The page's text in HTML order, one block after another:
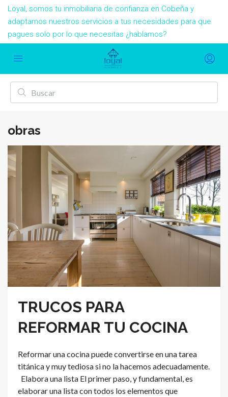
Loyal, somos tu inmobiliaria de confianza en Cobeña y
adaptamos nuestros servicios a tus necesidades para que
pagues solo por lo que necesitas ¿hablamos?
obras
TRUCOS PARA
REFORMAR TU COCINA
Reformar una cocina puede convertirse en una tarea
titánica y muy tediosa si no la hacemos adecuadamente.
Elabora una lista El primer paso, y fundamental, es
elaborar una lista con todos los elementos que